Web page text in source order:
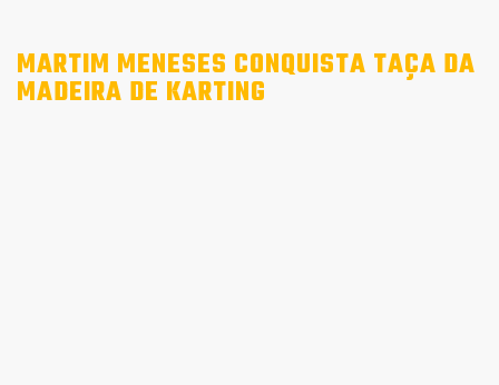
MARTIM MENESES CONQUISTA TAÇA DA
MADEIRA DE KARTING